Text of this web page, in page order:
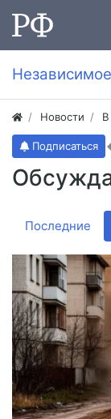
Новости
Подписаться
Последние